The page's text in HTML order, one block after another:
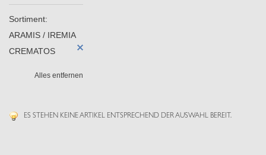
Sortiment:
ARAMIS / IREMIA
CREMATOS
Alles entfernen
ES STEHEN KEINE ARTIKEL ENTSPRECHEND DER AUSWAHL BEREIT.